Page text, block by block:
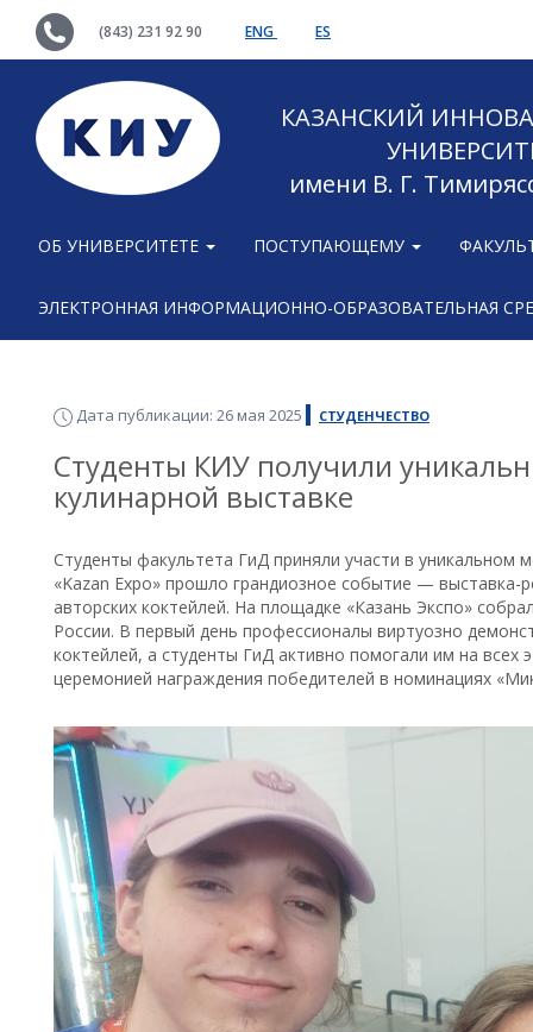
(843) 231 92 90 ENG ES
КАЗАНСКИЙ
имени В. Г.
ОБ УНИВЕРСИТЕТЕ ПОСТУПАЮЩЕМУ
ЭЛЕКТРОННАЯ ИНФОРМАЦИОННО-ОБРАЗОВАТЕЛЬНАЯ
Дата публикации: 26 мая 2025 СТУДЕНЧЕСТВО
Студенты КИУ получили
кулинарной выставке
Студенты факультета ГиД приняли участи в уникальном
«Kazan Expo» прошло грандиозное событие — выставка-
авторских коктейлей. На площадке «Казань Экспо»
России. В первый день профессионалы виртуозно
коктейлей, а студенты ГиД активно помогали им на всех
церемонией награждения победителей в номинациях